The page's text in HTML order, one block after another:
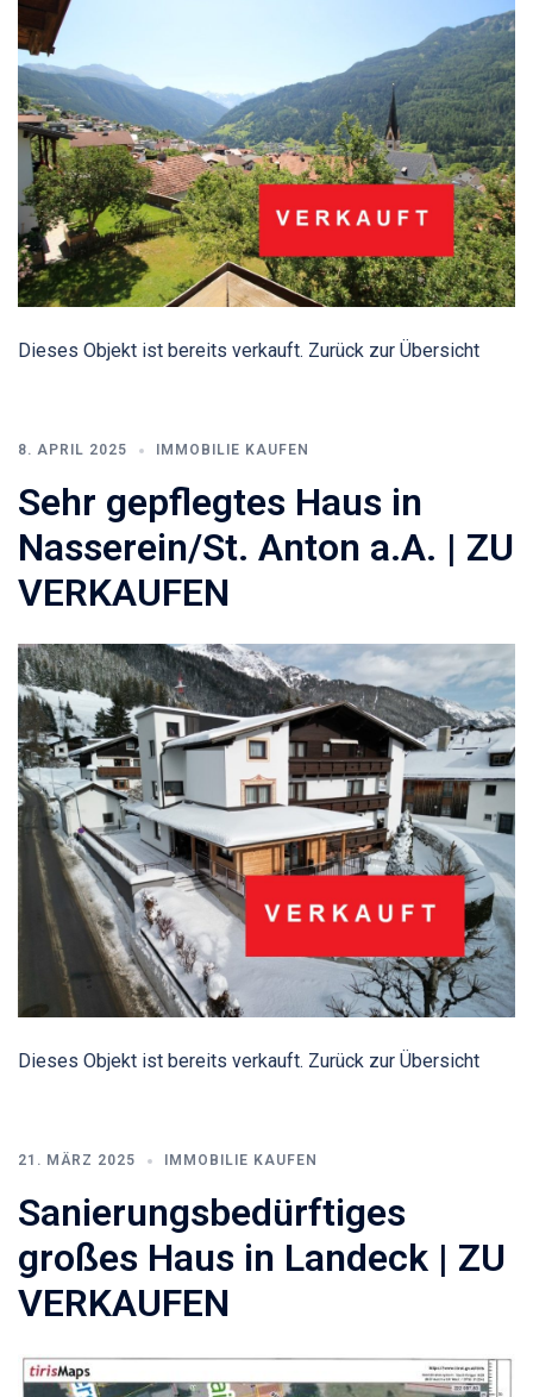
Dieses Objekt ist bereits verkauft. Zurück zur Übersicht
8. APRIL 2025 IMMOBILIE KAUFEN
Sehr gepflegtes Haus in
Nasserein/St. Anton a.A. | ZU
VERKAUFEN
Dieses Objekt ist bereits verkauft. Zurück zur Übersicht
21. MÄRZ 2025 IMMOBILIE KAUFEN
Sanierungsbedürftiges
großes Haus in Landeck | ZU
VERKAUFEN